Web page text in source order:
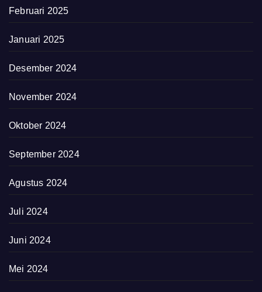
Februari 2025
Januari 2025
Desember 2024
November 2024
Oktober 2024
September 2024
Agustus 2024
Juli 2024
Juni 2024
Mei 2024